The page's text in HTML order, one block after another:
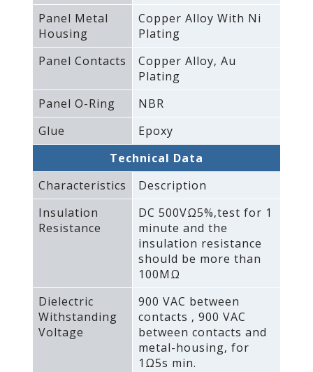
Panel Metal
Housing
Copper Alloy With Ni
Plating
Panel Contacts
Copper Alloy‚ Au
Plating
Panel O-Ring
NBR
Glue
Epoxy
Technical Data
Characteristics
Description
Insulation
Resistance
DC 500VΩ5%‚test for 1
minute and the
insulation resistance
should be more than
100MΩ
Dielectric
Withstanding
Voltage
900 VAC between
contacts ‚ 900 VAC
between contacts and
metal-housing‚ for
1Ω5s min.